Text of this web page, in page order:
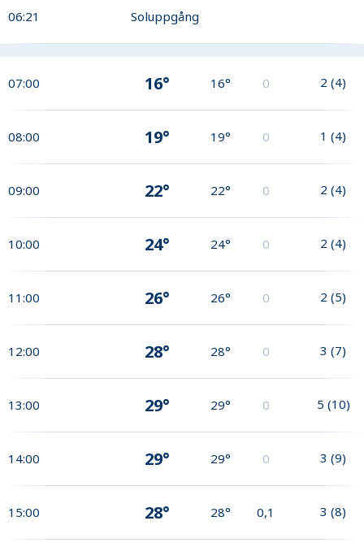
06:21 Soluppgång
07:00 16° 16° 0 2 (4)
08:00 19° 19° 0 1 (4)
09:00 22° 22° 0 2 (4)
10:00 24° 24° 0 2 (4)
11:00 26° 26° 0 2 (5)
12:00 28° 28° 0 3 (7)
13:00 29° 29° 0 5 (10)
14:00 29° 29° 0 3 (9)
15:00 28° 28° 0,1 3 (8)